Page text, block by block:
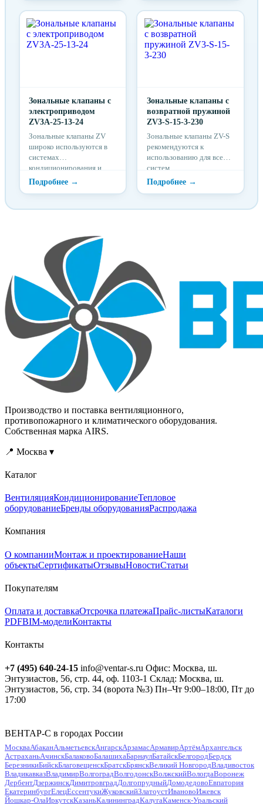
холодной или горячей
воды в зависимости от
требуемой температуры в
холодной или горячей
воды в зависимости от
требуемой температуры в
помещениях.
Зональные клапаны с
электроприводом
ZV3A-25-13-24
Зональные клапаны ZV
широко используются в
системах
кондиционирования и
отопления. Зональные
клапаны ZV
регулирования потока
требуемой температуры в
помещениях.
Зональные клапаны с
возвратной пружиной
ZV3-S-15-3-230
Зональные клапаны ZV-S
рекомендуются к
использованию для всех
систем
кондиционирования и
отопления с функцией
прерывания
Производство и поставка вентиляционного,
противопожарного и климатического оборудования.
Собственная марка AIRS.
📍 Москва ▾
Каталог
ВентиляцияКондиционированиеТепловое
оборудованиеБренды оборудованияРаспродажа
Компания
О компанииМонтаж и проектированиеНаши
объектыСертификатыОтзывыНовостиСтатьи
Покупателям
Оплата и доставкаОтсрочка платежаПрайс-листыКаталоги
PDFBIM-моделиКонтакты
Контакты
+7 (495) 640-24-15 info@ventar-s.ru Офис: Москва, ш.
Энтузиастов, 56, стр. 44, оф. 1103-1 Склад: Москва, ш.
Энтузиастов, 56, стр. 34 (ворота №3) Пн–Чт 9:00–18:00, Пт до
17:00
ВЕНТАР-С в городах России
МоскваАбаканАльметьевскАнгарскАрзамасАрмавирАртёмАрхангельск
АстраханьАчинскБалаковоБалашихаБарнаулБатайскБелгородБердск
БерезникиБийскБлаговещенскБратскБрянскВеликий НовгородВладивосток
ВладикавказВладимирВолгоградВолгодонскВолжскийВологдаВоронеж
ДербентДзержинскДимитровградДолгопрудныйДомодедовоЕвпатория
ЕкатеринбургЕлецЕссентукиЖуковскийЗлатоустИвановоИжевск
Йошкар-ОлаИркутскКазаньКалининградКалугаКаменск-Уральский